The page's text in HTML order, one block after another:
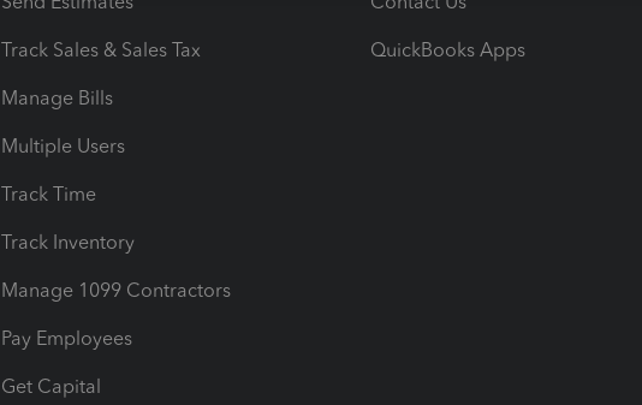
Track Sales & Sales Tax
Manage Bills
Multiple Users
Track Time
Track Inventory
Manage 1099 Contractors
Pay Employees
Get Capital
QuickBooks Apps